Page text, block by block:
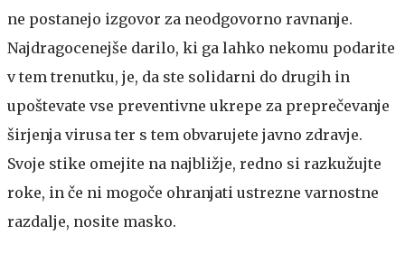
ne postanejo izgovor za neodgovorno ravnanje.
Najdragocenejše darilo, ki ga lahko nekomu podarite
v tem trenutku, je, da ste solidarni do drugih in
upoštevate vse preventivne ukrepe za preprečevanje
širjenja virusa ter s tem obvarujete javno zdravje.
Svoje stike omejite na najbližje, redno si razkužujte
roke, in če ni mogoče ohranjati ustrezne varnostne
razdalje, nosite masko.